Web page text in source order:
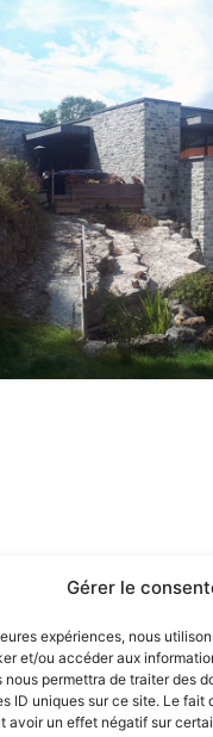
Gérer le
expériences, nous
et/ou accéder aux
permettra de traiter des
ID uniques sur ce site. Le fait
avoir un effet négatif sur
F